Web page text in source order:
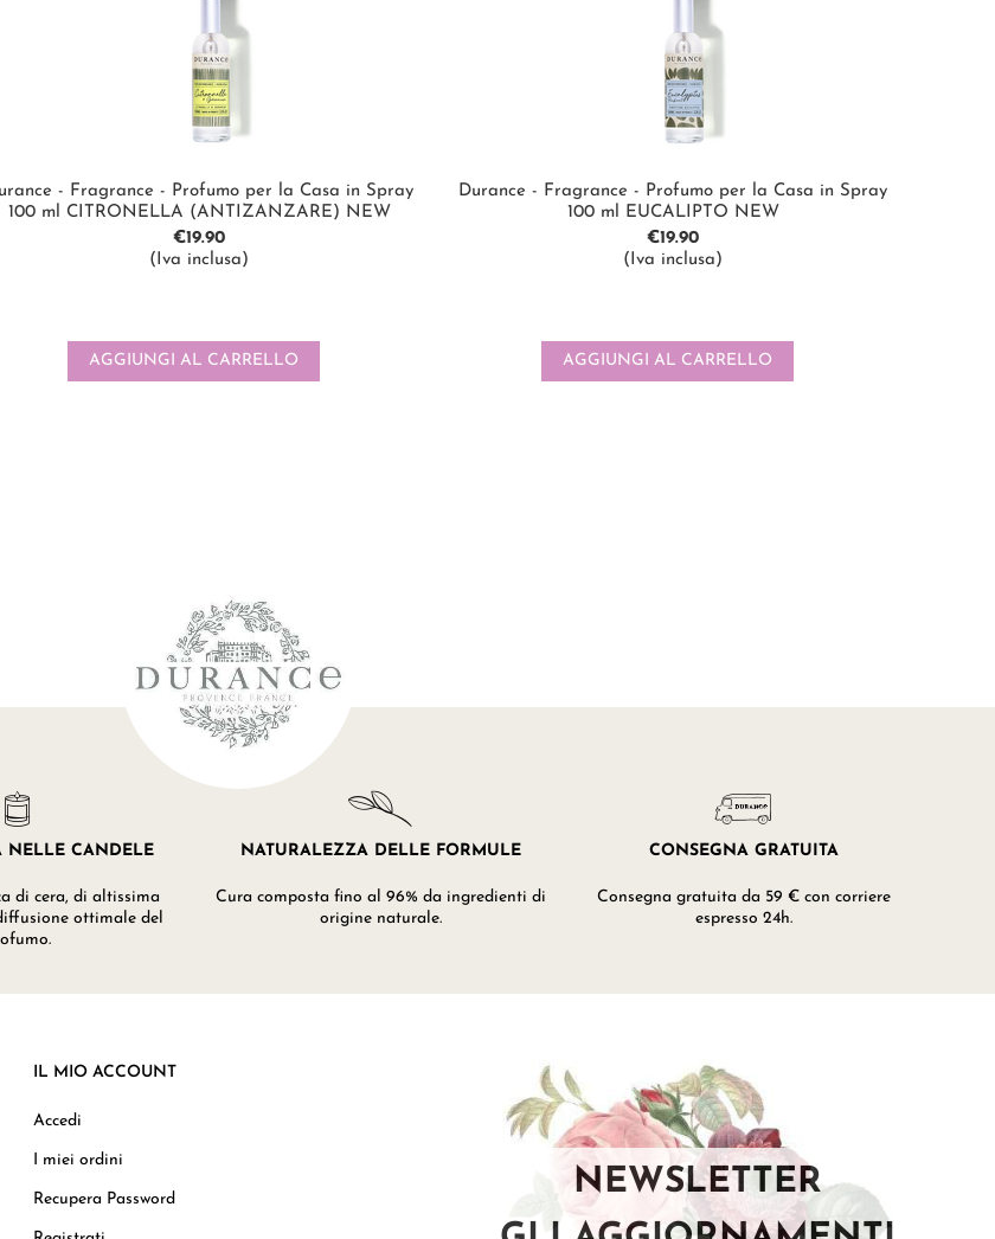
- Fragrance - Profumo per la Casa in Spray
100 ml CITRONELLA (ANTIZANZARE) NEW
€19.90
(Iva inclusa)
AGGIUNGI AL CARRELLO
Durance - Fragrance - Profumo per la Casa in Spray
100 ml EUCALIPTO NEW
€19.90
(Iva inclusa)
AGGIUNGI AL CARRELLO
NELLE CANDELE
di cera, di altissima
ottimale del
NATURALEZZA DELLE FORMULE
Cura composta fino al 96% da ingredienti di
origine naturale.
CONSEGNA GRATUITA
Consegna gratuita da 59 € con corriere
espresso 24h.
IL MIO ACCOUNT
Accedi
I miei ordini
Recupera Password
NEWSLETTER